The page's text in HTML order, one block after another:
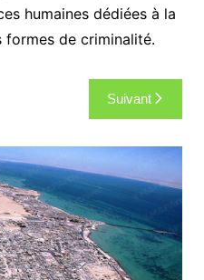
humaines dédiées à la
de criminalité.
Suivant